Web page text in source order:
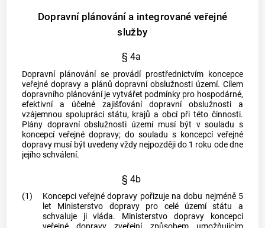
Dopravní plánování a integrované veřejné
služby
§ 4a
Dopravní plánování se provádí prostřednictvím koncepce
veřejné dopravy a plánůdopravní obslužnosti území. Cílem
dopravního plánování je vytvářet podmínky pro hospodárné,
efektivní a účelné zajišťování dopravní obslužnostia
vzájemnou spolupráci státu, krajů a obcípři této činnosti.
Plány dopravní obslužnosti území musí být v souladu s
koncepcí veřejné dopravy; do souladu s koncepcí veřejné
dopravy musí být uvedeny vždy nejpozději do 1 roku ode dne
jejího schválení.
§ 4b
(1)
Koncepci veřejné dopravy pořizuje na dobu nejméně 5
let Ministerstvo dopravy pro celé území státu a
schvaluje ji vláda. Ministerstvo dopravy koncepci